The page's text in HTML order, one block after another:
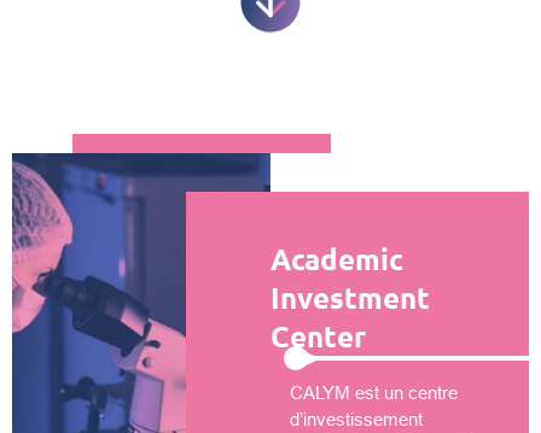
Academic
Investment
Center
CALYM est un centre
d’investissement